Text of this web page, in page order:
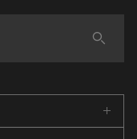
Finden